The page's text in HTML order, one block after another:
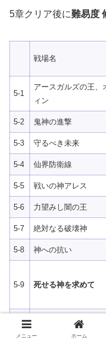
5章クリア後に難易度
戦場名
5-1
アースガルズの王、
ィン
5-2 鬼神の進撃
5-3 守るべき未来
5-4 仙界防衛線
5-5 戦いの神アレス
5-6 力望みし闇の王
5-7 絶対なる破壊神
5-8 神への抗い
5-9 死せる神を求めて
10
炎の中の希望
メニュー ホーム